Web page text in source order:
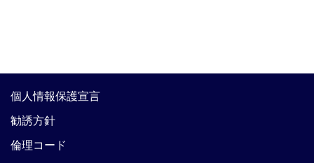
個人情報保護宣言
勧誘方針
倫理コード